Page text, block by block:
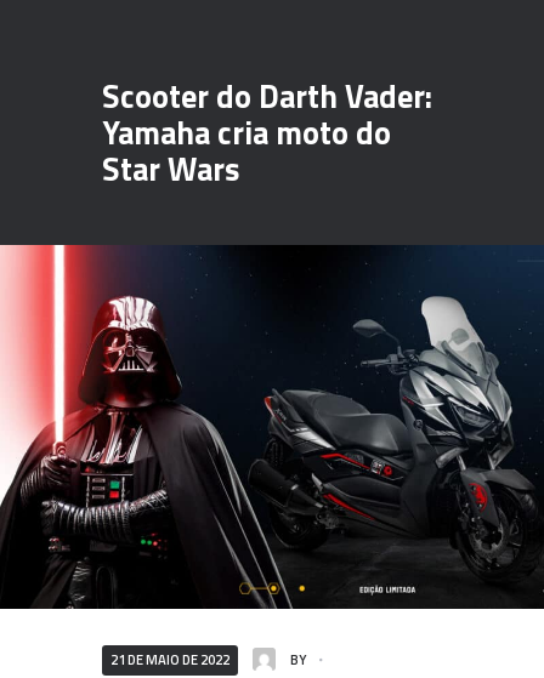
Scooter do Darth Vader:
Yamaha cria moto do
Star Wars
21 DE MAIO DE 2022
BY